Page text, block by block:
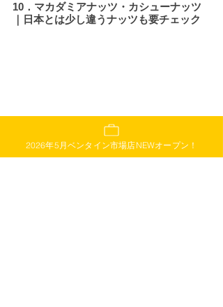
10．マカダミアナッツ・カシューナッツ
｜日本とは少し違うナッツも要チェック
2026年5月ベンタイン市場店NEWオープン！